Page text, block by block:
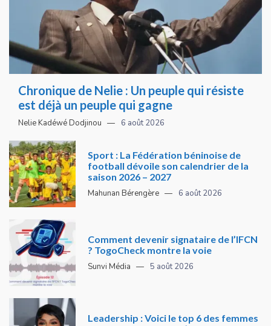
Chronique de Nelie : Un peuple qui résiste
est déjà un peuple qui gagne
Nelie Kadéwé Dodjinou 6 août 2026
Sport : La Fédération béninoise de
football dévoile son calendrier de la
saison 2026 – 2027
Mahunan Bérengère 6 août 2026
Comment devenir signataire de l’IFCN
? TogoCheck montre la voie
Sunvi Média 5 août 2026
Leadership : Voici le top 6 des femmes